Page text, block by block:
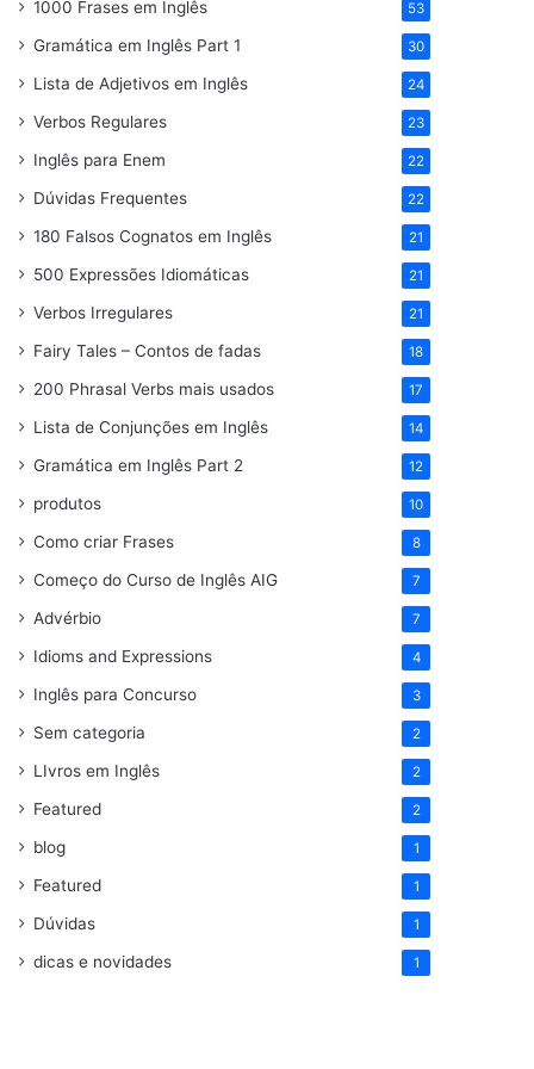
1000 Frases em Inglês 53
Gramática em Inglês Part 1 30
Lista de Adjetivos em Inglês 24
Verbos Regulares 23
Inglês para Enem 22
Dúvidas Frequentes 22
180 Falsos Cognatos em Inglês 21
500 Expressões Idiomáticas 21
Verbos Irregulares 21
Fairy Tales – Contos de fadas 18
200 Phrasal Verbs mais usados 17
Lista de Conjunções em Inglês 14
Gramática em Inglês Part 2 12
produtos 10
Como criar Frases 8
Começo do Curso de Inglês AIG 7
Advérbio 7
Idioms and Expressions 4
Inglês para Concurso 3
Sem categoria 2
LIvros em Inglês 2
Featured 2
blog 1
Featured 1
Dúvidas 1
dicas e novidades 1